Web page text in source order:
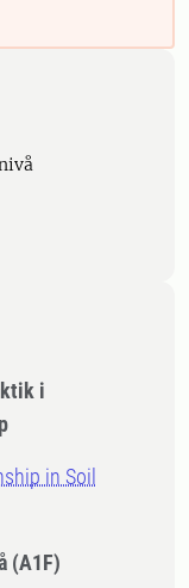
i
in Soil
(A1F)